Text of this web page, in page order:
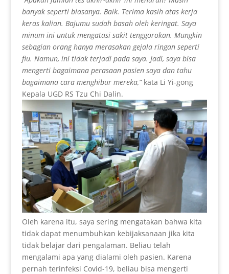
banyak seperti biasanya. Baik. Terima kasih atas kerja
keras kalian. Bajumu sudah basah oleh keringat. Saya
minum ini untuk mengatasi sakit tenggorokan. Mungkin
sebagian orang hanya merasakan gejala ringan seperti
flu. Namun, ini tidak terjadi pada saya. Jadi, saya bisa
mengerti bagaimana perasaan pasien saya dan tahu
bagaimana cara menghibur mereka,”kata Li Yi-gong
Kepala UGD RS Tzu Chi Dalin.
Oleh karena itu, saya sering mengatakan bahwa kita
tidak dapat menumbuhkan kebijaksanaan jika kita
tidak belajar dari pengalaman. Beliau telah
mengalami apa yang dialami oleh pasien. Karena
pernah terinfeksi Covid-19, beliau bisa mengerti